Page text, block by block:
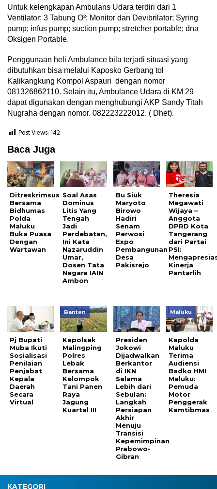
Untuk kelengkapan Ambulans Udara terdiri dari 1
Ventilator; 3 Tabung O²; Monitor dan Devibrilator; Syring
pump; infus pump; suction pump; stretcher portable; dna
Oksigen Portable.
Penggunaan heli Ambulance bila terjadi situasi yang
dibutuhkan bisa melalui Kaposko Gerbang tol
Kalikangkung Kompol Aspauri dengan nomor
081326862110. Selain itu, Ambulance Udara di KM 29
dapat digunakan dengan menghubungi AKP Sandy Titah
Nugraha dengan nomor. 082223222012. ( Dhet).
Post Views: 142
Baca Juga
Ditreskrimsus
Bersama
Bidhumas
Polda
Maluku
Buka Puasa
Dengan
Wartawan
Soal Asas
Dominus
Litis Yang
Tengah
Jadi
Perdebatan,
Ini Kata
Nazaruddin
Umar,
Dosen Tata
Negara IAIN
Ambon
Bu Siuk
Maryoto
Birowo
Hadiri
Senam
Perwosi
Expo
Pembangunan
Desa
Pakisrejo
Theresia
Megawati
Wijaya –
Anggota
DPRD Kota
Tangerang
dari Partai
PSI:
Kinerja
Pantarlih
Pj Bupati
Muba Ikuti
Sosialisasi
Penilaian
Penjabat
Kepala
Daerah
Secara
Virtual
Banten
Kapolsek
Malingping
Polres
Lebak
Bersama
Kelompok
Tani Panen
Raya
Jagung
Kuartal III
Presiden
Jokowi
Dijadwalkan
Berkantor
di IKN
Selama
Lebih dari
Sebulan:
Langkah
Persiapan
Akhir
Menuju
Transisi
Kepemimpinan
Prabowo-
Gibran
Maluku
Kapolda
Maluku
Terima
Audiensi
Badko HMI
Maluku:
Pemuda
Motor
Penggerak
Kamtibmas
KATEGORI